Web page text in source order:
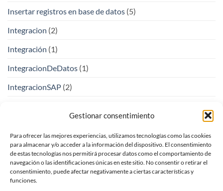
Gestionar consentimiento
Para ofrecer las mejores experiencias, utilizamos tecnologías como las cookies
para almacenar y/o acceder a la información del dispositivo. El consentimiento
de estas tecnologías nos permitirá procesar datos como el comportamiento de
navegación o las identificaciones únicas en este sitio. No consentir o retirar el
consentimiento, puede afectar negativamente a ciertas características y
funciones.
Insertar registros en base de datos (5)
Integracion (2)
Integración (1)
IntegracionDeDatos (1)
IntegracionSAP (2)
Interfaces y Clases globales(9)
IT/Desarrolladores(1)
Join Union y Asociación